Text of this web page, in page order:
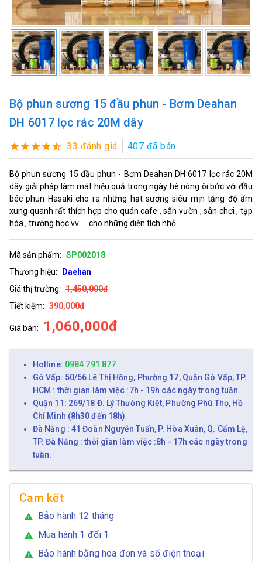
Bộ phun sương 15 đầu phun - Bơm Deahan
DH 6017 lọc rác 20M dây
33 đánh giá 407 đã bán
Bộ phun sương 15 đầu phun - Bơm Deahan DH 6017 lọc rác 20M
dây giải pháp làm mát hiệu quả trong ngày hè nóng ôi bức với đầu
béc phun Hasaki cho ra những hạt sương siêu mịn tăng độ ẩm
xung quanh rất thích hợp cho quán cafe , sân vườn , sân chơi , tạp
hóa , trường học vv..... cho những diện tích nhỏ
Mã sản phẩm: SP002018
Thương hiệu:
Daehan
Giá thị trường: 1,450,000đ
Tiết kiệm: 390,000đ
Giá bán: 1,060,000đ
Hotline: 0984 791 877
Gò Vấp: 50/56 Lê Thị Hồng, Phường 17, Quận Gò Vấp, TP.
HCM : thời gian làm việc :7h - 19h các ngày trong tuần.
Quận 11: 269/18 Đ. Lý Thường Kiệt, Phường Phú Thọ, Hồ
Chí Minh (8h30 đến 18h)
Đà Nẵng : 41 Đoàn Nguyễn Tuấn, P. Hòa Xuân, Q. Cẩm Lệ,
TP. Đà Nẵng : thời gian làm việc :8h - 17h các ngày trong
tuần.
Cam kết
warning Bảo hành 12 tháng
warning Mua hành 1 đổi 1
warning Bảo hành bằng hóa đơn và số điện thoại